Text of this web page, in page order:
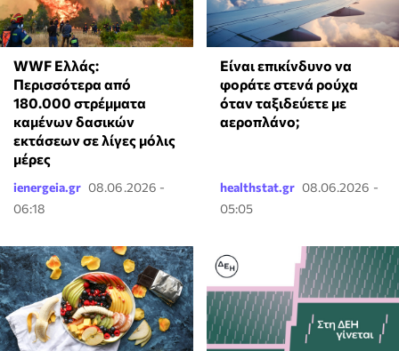
WWF Ελλάς:
Περισσότερα από
180.000 στρέμματα
καμένων δασικών
εκτάσεων σε λίγες μόλις
μέρες
ienergeia.gr 08.06.2026 -
06:18
⁠Είναι επικίνδυνο να
φοράτε στενά ρούχα
όταν ταξιδεύετε με
αεροπλάνο;
healthstat.gr 08.06.2026 -
05:05